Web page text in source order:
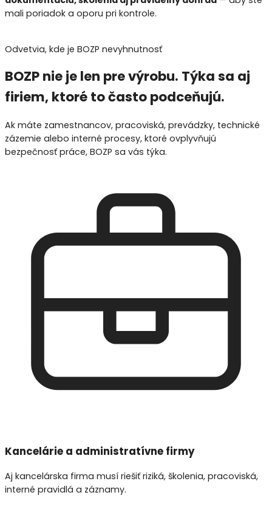
mali poriadok a oporu pri kontrole.
Odvetvia, kde je BOZP nevyhnutnosť
BOZP nie je len pre výrobu. Týka sa aj
firiem, ktoré to často podceňujú.
Ak máte zamestnancov, pracoviská, prevádzky, technické
zázemie alebo interné procesy, ktoré ovplyvňujú
bezpečnosť práce, BOZP sa vás týka.
Kancelárie a administratívne firmy
Aj kancelárska firma musí riešiť riziká, školenia, pracoviská,
interné pravidlá a záznamy.